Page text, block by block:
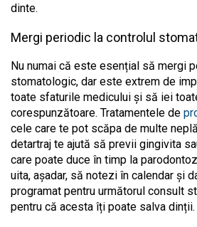
dinte.
Mergi periodic la controlul
Nu numai că este esențial să mergi
stomatologic, dar este extrem de
toate sfaturile medicului și să iei
corespunzătoare. Tratamentele de
cele care te pot scăpa de multe
detartraj te ajută să previi gingivita
care poate duce în timp la
uita, așadar, să notezi în calendar și
programat pentru următorul consult
pentru că acesta îți poate salva dinții.